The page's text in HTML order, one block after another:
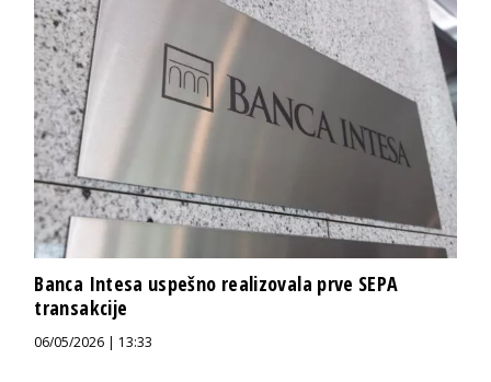
Banca Intesa uspešno realizovala prve SEPA
transakcije
06/05/2026 | 13:33